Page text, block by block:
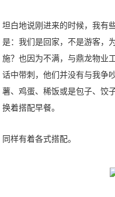
坦白地说刚进来的时候，我有
是：我们是回家，不是游客，
施？也因为不满，与鼎龙物业
话中带刺，他们并没有与我争
薯、鸡蛋、稀饭或是包子、饺
换着搭配早餐。
同样有着各式搭配。